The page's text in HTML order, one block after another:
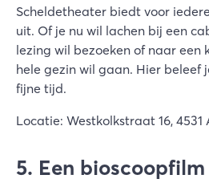
Scheldetheater biedt voor
uit. Of je nu wil lachen bij een
lezing wil bezoeken of naar een
hele gezin wil gaan. Hier beleef
fijne tijd.
Locatie: Westkolkstraat 16, 4531
5. Een